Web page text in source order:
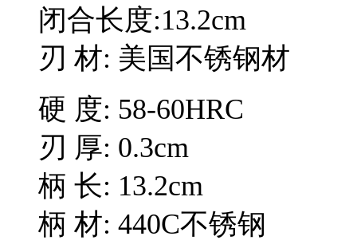
闭合长度:13.2cm
刃 材: 美国不锈钢材
硬 度: 58-60HRC
刃 厚: 0.3cm
柄 长: 13.2cm
柄 材: 440C不锈钢